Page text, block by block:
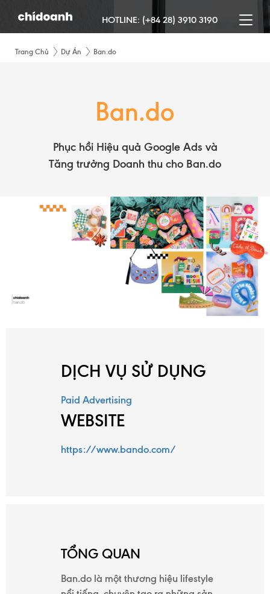
HOTLINE: (+84 28) 3910 3190
Trang Chủ Dự Án Ban.do
Ban.do
Phục hồi Hiệu quả Google Ads và
Tăng trưởng Doanh thu cho Ban.do
DỊCH VỤ SỬ DỤNG
Paid Advertising
WEBSITE
https://www.bando.com/
TỔNG QUAN
Ban.do là một thương hiệu lifestyle